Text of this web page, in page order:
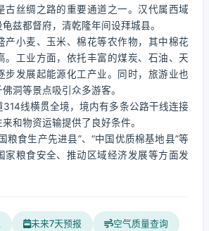
古丝绸之路的重要通道之一。汉代属西域
兹都督府，清乾隆年间设拜城县。
产小麦、玉米、棉花等农作物，其中棉花
。工业方面，依托丰富的煤炭、石油、天
步发展起能源化工产业。同时，旅游业也
洞等景点吸引众多游客。
线横贯全境，境内有多条公路干线连接
和物资运输提供了良好条件。
粮食生产先进县”、“中国优质棉基地县”等
家粮食安全、推动区域经济发展等方面发
未来7天预报 空气质量查询